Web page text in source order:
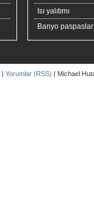
Isı yalıtımı
Banyo
| Yorumlar (RSS) | Michael